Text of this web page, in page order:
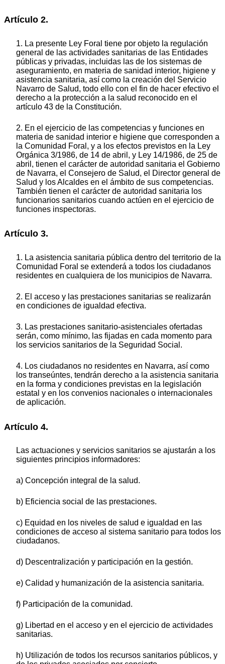
Artículo 2.
1. La presente Ley Foral tiene por objeto la regulación
general de las actividades sanitarias de las Entidades
públicas y privadas, incluidas las de los sistemas de
aseguramiento, en materia de sanidad interior, higiene y
asistencia sanitaria, así como la creación del Servicio
Navarro de Salud, todo ello con el fin de hacer efectivo el
derecho a la protección a la salud reconocido en el
artículo 43 de la Constitución.
2. En el ejercicio de las competencias y funciones en
materia de sanidad interior e higiene que corresponden a
la Comunidad Foral, y a los efectos previstos en la Ley
Orgánica 3/1986, de 14 de abril, y Ley 14/1986, de 25 de
abril, tienen el carácter de autoridad sanitaria el Gobierno
de Navarra, el Consejero de Salud, el Director general de
Salud y los Alcaldes en el ámbito de sus competencias.
También tienen el carácter de autoridad sanitaria los
funcionarios sanitarios cuando actúen en el ejercicio de
funciones inspectoras.
Artículo 3.
1. La asistencia sanitaria pública dentro del territorio de la
Comunidad Foral se extenderá a todos los ciudadanos
residentes en cualquiera de los municipios de Navarra.
2. El acceso y las prestaciones sanitarias se realizarán
en condiciones de igualdad efectiva.
3. Las prestaciones sanitario-asistenciales ofertadas
serán, como mínimo, las fijadas en cada momento para
los servicios sanitarios de la Seguridad Social.
4. Los ciudadanos no residentes en Navarra, así como
los transeúntes, tendrán derecho a la asistencia sanitaria
en la forma y condiciones previstas en la legislación
estatal y en los convenios nacionales o internacionales
de aplicación.
Artículo 4.
Las actuaciones y servicios sanitarios se ajustarán a los
siguientes principios informadores:
a) Concepción integral de la salud.
b) Eficiencia social de las prestaciones.
c) Equidad en los niveles de salud e igualdad en las
condiciones de acceso al sistema sanitario para todos los
ciudadanos.
d) Descentralización y participación en la gestión.
e) Calidad y humanización de la asistencia sanitaria.
f) Participación de la comunidad.
g) Libertad en el acceso y en el ejercicio de actividades
sanitarias.
h) Utilización de todos los recursos sanitarios públicos, y